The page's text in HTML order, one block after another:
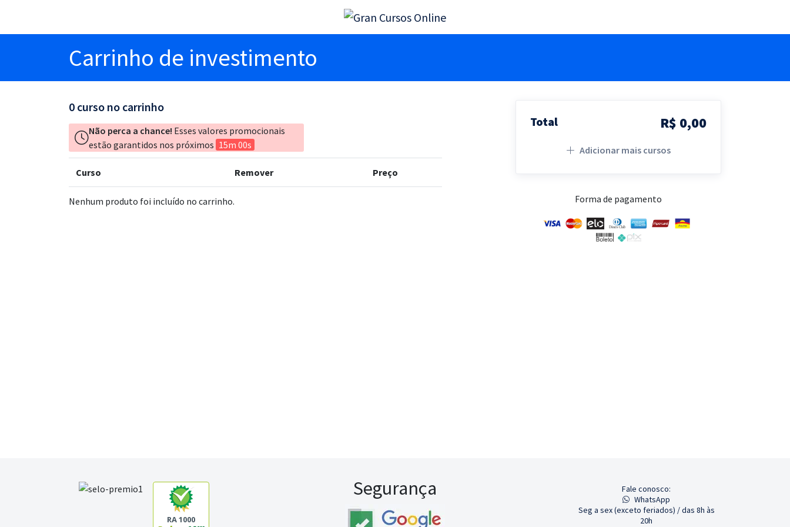
Carrinho de investimento
0 curso no carrinho
Não perca a chance! Esses valores promocionais
estão garantidos nos próximos 15m 00s
Curso Remover Preço
Nenhum produto foi incluído no carrinho.
Total R$ 0,00
Adicionar mais cursos
Forma de pagamento
RA 1000
Segurança
Fale conosco:
WhatsApp
Seg a sex (exceto feriados) / das 8h às
20h